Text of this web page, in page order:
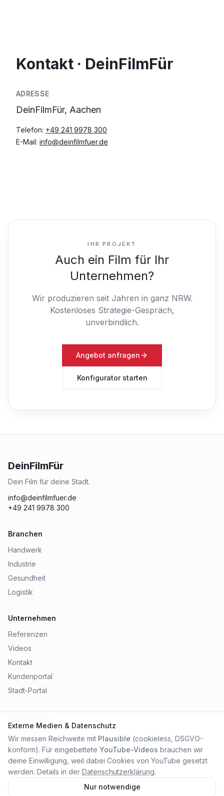
Kontakt · DeinFilmFür
ADRESSE
DeinFilmFür, Aachen
Telefon: +49 241 9978 300
E-Mail: info@deinfilmfuer.de
IHR PROJEKT
Auch ein Film für Ihr
Unternehmen?
Wir produzieren seit Jahren in ganz NRW.
Kostenloses Strategie-Gespräch,
unverbindlich.
Angebot anfragen
Konfigurator starten
DeinFilmFür
Dein Film für deine Stadt.
info@deinfilmfuer.de
+49 241 9978 300
Branchen
Handwerk
Industrie
Gesundheit
Logistik
Unternehmen
Referenzen
Videos
Kontakt
Kundenportal
Stadt-Portal
Datenschutz
AGB
Externe Medien & Datenschutz
Wir messen Reichweite mit Plausible (cookieless, DSGVO-
konform). Für eingebettete YouTube-Videos brauchen wir
deine Einwilligung, weil dabei Cookies von YouTube gesetzt
werden. Details in der Datenschutzerklärung.
Nur notwendige